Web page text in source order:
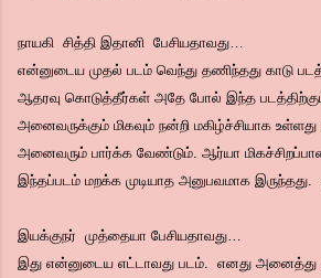
நாயகி சித்தி இதானி பேசியதாவது…
என்னுடைய முதல் படம் வெந்து தணிந்தது காடு
ஆதரவு கொடுத்தீர்கள் அதே போல் இந்த
அனைவருக்கும் மிகவும் நன்றி மகிழ்ச்சியாக
அனைவரும் பார்க்க வேண்டும். ஆர்யா
இந்தப்படம் மறக்க முடியாத அனுபவமாக இருந்தது.
இயக்குநர் முத்தையா பேசியதாவது…
இது என்னுடைய எட்டாவது படம். எனது அனைத்து